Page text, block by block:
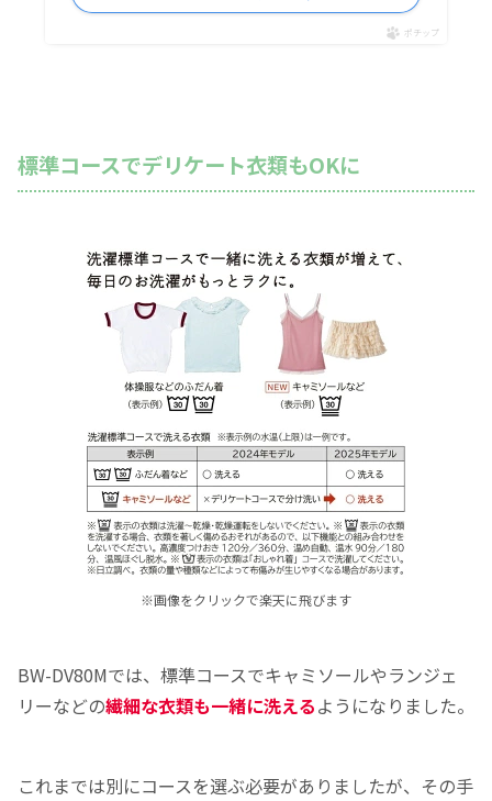
ポチップ
標準コースでデリケート衣類もOKに
※画像をクリックで楽天に飛びます
BW-DV80Mでは、標準コースでキャミソールやランジェ
リーなどの繊細な衣類も一緒に洗えるようになりました。
これまでは別にコースを選ぶ必要がありましたが、その手